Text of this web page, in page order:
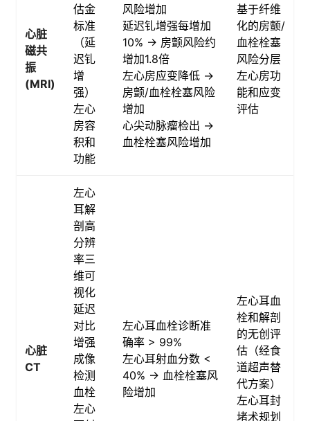
心脏
磁共
振
(MRI)
估金
标准
（延
迟钆
增
强）
左心
房容
积和
功能
风险增加
延迟钆增强每增加
10% → 房颤风险约
增加1.8倍
左心房应变降低 →
房颤/血栓栓塞风险
增加
心尖动脉瘤检出 →
血栓栓塞风险增加
基于纤维
化的房颤/
血栓栓塞
风险分层
左心房功
能和应变
评估
心脏
CT
左心
耳解
剖高
分辨
率三
维可
视化
延迟
对比
增强
成像
检测
血栓
左心
左心耳血栓诊断准
确率 > 99%
左心耳射血分数 <
40% → 血栓栓塞风
险增加
左心耳血
栓和解剖
的无创评
估（经食
道超声替
代方案）
左心耳封
堵术规划